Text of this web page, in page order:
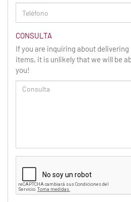
CONSULTA
If you are inquiring about
items, it is unlikely that we will be
you!